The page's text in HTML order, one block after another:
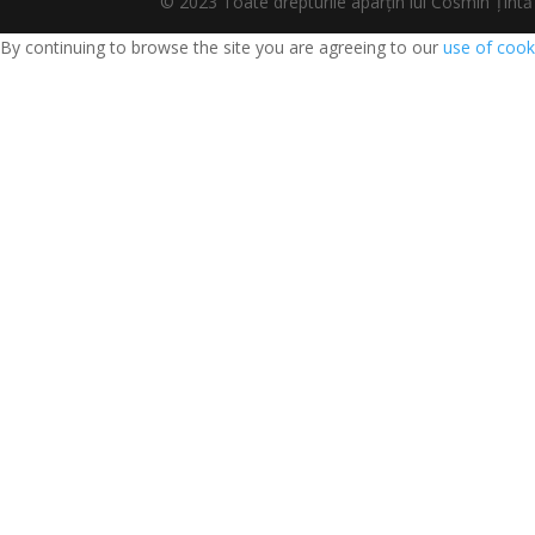
By continuing to browse the site you are agreeing to our use of